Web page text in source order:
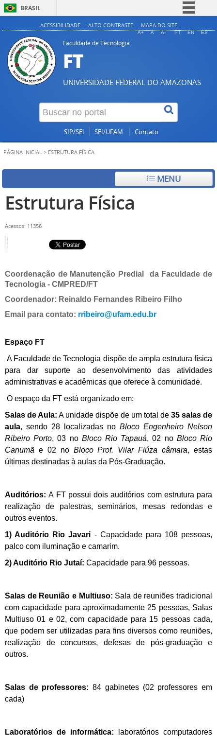
BRASIL
Simplifique!
Legislação
Canais
ACESSIBILIDADE ALTO CONTRASTE MAPA DO SITE
A+ A A- PT EN ES
Faculdade de Tecnologia
FT
UNIVERSIDADE FEDERAL DO AMAZONAS
SIP/SEI SEI/UFAM Contato
PÁGINA INICIAL > ESTRUTURA FÍSICA
MENU
Estrutura Física
Acessos: 11356
Coordenação de Manutenção Predial da Faculdade de
Tecnologia - CMPRED/FT
Coordenador: Reinaldo Fernandes Ribeiro Filho
Email para contato: rribeiro@ufam.edu.br
Espaço FT
A Faculdade de Tecnologia dispõe de ampla estrutura física
para dar suporte ao desenvolvimento das atividades
administrativas e acadêmicas que oferece à comunidade.
O espaço da FT está organizado em:
Salas de Aula: A unidade dispõe de um total de 35 salas de
aula, sendo 28 localizadas no Bloco Engenheiro Nelson
Ribeiro Porto, 03 no Bloco Rio Tapauá, 02 no Bloco Rio
Canumã e 02 no Bloco Prof. Vilar Fiúza câmara, estas
últimas destinadas à aulas da Pós-Graduação.
Auditórios:A FT possui dois auditórios com estrutura para
realização de palestras, seminários, mesas redondas e
outros eventos.
1) Auditório Rio Javari - Capacidade para 108 pessoas,
palco com iluminação e camarim.
2) Auditório Rio Jutaí: Capacidade para 96 pessoas.
Salas de Reunião e Multiuso: Sala de reuniões tradicional
com capacidade para aproximadamente 25 pessoas, Salas
Multiuso 01 e 02, com capacidade para 15 pessoas cada,
que podem ser utilizadas para fins diversos como reuniões,
realização de concursos, defesas de pós-graduação e
outros.
Salas de professores: 84 gabinetes (02 professores em
cada)
Laboratórios de informática: laboratórios computadores